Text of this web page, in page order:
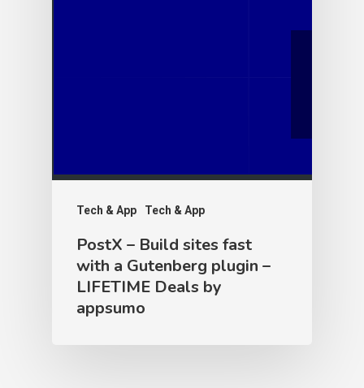
Tech & App Tech & App
PostX – Build sites fast
with a Gutenberg plugin –
LIFETIME Deals by
appsumo